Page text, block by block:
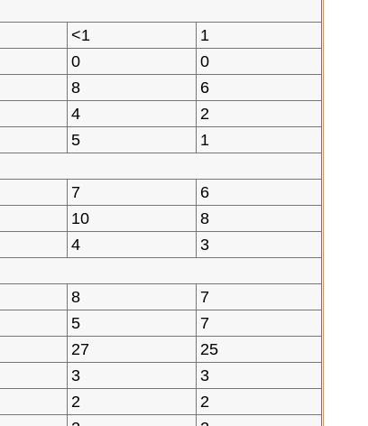
<1
1
0
0
8
6
4
2
5
1
7
6
10
8
4
3
8
7
5
7
27
25
3
3
2
2